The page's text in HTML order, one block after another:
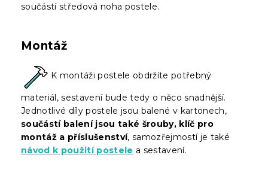
součástí středová noha postele.
Montáž
K montáži postele obdržíte potřebný
materiál, sestavení bude tedy o něco snadnější.
Jednotlivé díly postele jsou balené v kartonech,
součástí balení jsou také šrouby, klíč pro
montáž a příslušenství, samozřejmostí je také
návod k použití postele a sestavení.